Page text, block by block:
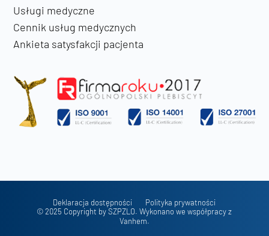
Usługi medyczne
Cennik usług medycznych
Ankieta satysfakcji pacjenta
© 2025 Copyright by SZPZLO. Wykonano we współpracy z
Vanhem.
Deklaracja dostępności Polityka prywatności